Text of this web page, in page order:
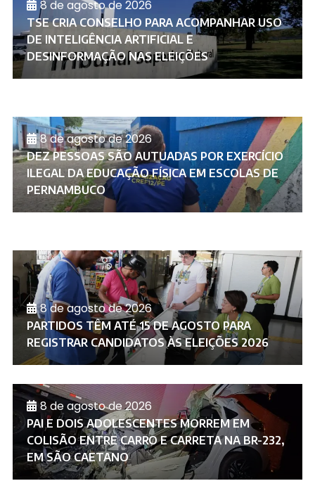
8 de agosto de 2026
TSE CRIA CONSELHO PARA ACOMPANHAR USO
DE INTELIGÊNCIA ARTIFICIAL E
DESINFORMAÇÃO NAS ELEIÇÕES
8 de agosto de 2026
DEZ PESSOAS SÃO AUTUADAS POR EXERCÍCIO
ILEGAL DA EDUCAÇÃO FÍSICA EM ESCOLAS DE
PERNAMBUCO
8 de agosto de 2026
PARTIDOS TÊM ATÉ 15 DE AGOSTO PARA
REGISTRAR CANDIDATOS ÀS ELEIÇÕES 2026
8 de agosto de 2026
PAI E DOIS ADOLESCENTES MORREM EM
COLISÃO ENTRE CARRO E CARRETA NA BR-232,
EM SÃO CAETANO